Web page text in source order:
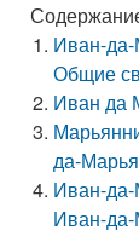
Иван-да-
Общие
Иван да
да-
Иван-да-
Иван-да-